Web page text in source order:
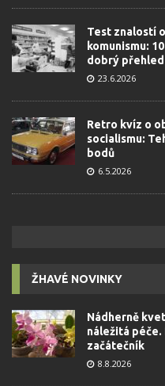
Test znalostí
komunismu:
dobrý přehled
23.6.2026
Retro kvíz o
socialismu:
bodů
6.5.2026
ŽHAVÉ NOVINKY
Nádherně
náležitá
začátečník
8.8.2026